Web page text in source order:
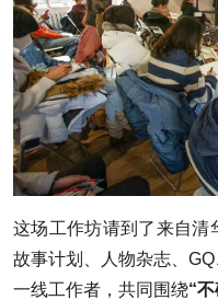
这场工作坊请到了来自清
故事计划、人物杂志、
一线工作者，共同围绕“